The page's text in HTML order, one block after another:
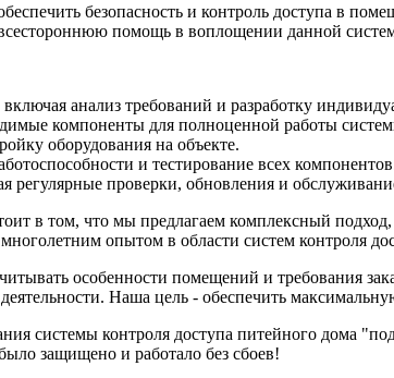
безопасность и контроль доступа в
помощь в воплощении данной
анализ требований и разработку
компоненты для полноценной работы
оборудования на объекте.
и тестирование всех
регулярные проверки, обновления и
в том, что мы предлагаем комплексный
опытом в области систем контроля
особенности помещений и требования
Наша цель - обеспечить
системы контроля доступа питейного дома
защищено и работало без сбоев!